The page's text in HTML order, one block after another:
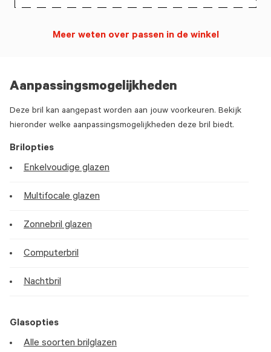
Aanpassingsmogelijkheden
Deze bril kan aangepast worden aan jouw voorkeuren. Bekijk
hieronder welke aanpassingsmogelijkheden deze bril biedt.
Brilopties
Enkelvoudige glazen
Multifocale glazen
Zonnebril glazen
Computerbril
Nachtbril
Glasopties
Alle soorten brilglazen
Meer weten over passen in de winkel